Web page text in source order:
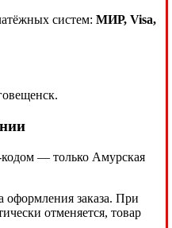
систем: МИР, Visa,
— только Амурская
оформления заказа. При
отменяется, товар